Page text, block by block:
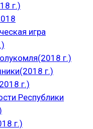
г.)
игра
г.)
г.)
г.)
Республики
г.)